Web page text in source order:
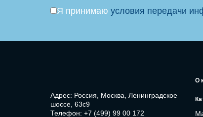
Я принимаю условия передачи
Адрес: Россия, Москва, Ленинградское
шоссе, 63с9
Телефон: +7 (499) 99 00 172
О